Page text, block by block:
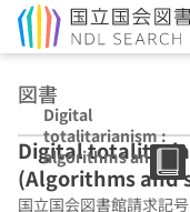
図書
Digital
totalitarianism :
algorithms and
society
(Algorithms and
Digital
(Algorithms and
国立国会図書館請求記号